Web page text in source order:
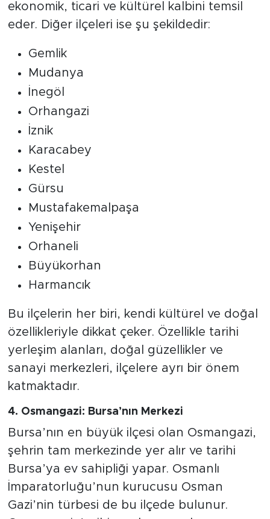
ekonomik, ticari ve kültürel kalbini temsil
eder. Diğer ilçeleri ise şu şekildedir:
Gemlik
Mudanya
İnegöl
Orhangazi
İznik
Karacabey
Kestel
Gürsu
Mustafakemalpaşa
Yenişehir
Orhaneli
Büyükorhan
Harmancık
Bu ilçelerin her biri, kendi kültürel ve doğal
özellikleriyle dikkat çeker. Özellikle tarihi
yerleşim alanları, doğal güzellikler ve
sanayi merkezleri, ilçelere ayrı bir önem
katmaktadır.
4. Osmangazi: Bursa’nın Merkezi
Bursa’nın en büyük ilçesi olan Osmangazi,
şehrin tam merkezinde yer alır ve tarihi
Bursa’ya ev sahipliği yapar. Osmanlı
İmparatorluğu’nun kurucusu Osman
Gazi’nin türbesi de bu ilçede bulunur.